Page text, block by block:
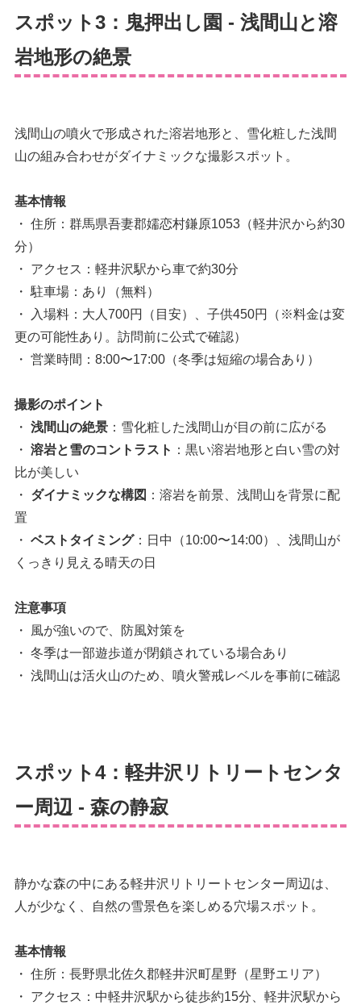
スポット3：鬼押出し園 - 浅間山と溶
岩地形の絶景
浅間山の噴火で形成された溶岩地形と、雪化粧した浅間
山の組み合わせがダイナミックな撮影スポット。
基本情報
・ 住所：群馬県吾妻郡嬬恋村鎌原1053（軽井沢から約30
分）
・ アクセス：軽井沢駅から車で約30分
・ 駐車場：あり（無料）
・ 入場料：大人700円（目安）、子供450円（※料金は変
更の可能性あり。訪問前に公式で確認）
・ 営業時間：8:00〜17:00（冬季は短縮の場合あり）
撮影のポイント
・ 浅間山の絶景：雪化粧した浅間山が目の前に広がる
・ 溶岩と雪のコントラスト ：黒い溶岩地形と白い雪の対
比が美しい
・ ダイナミックな構図 ：溶岩を前景、浅間山を背景に配
置
・ ベストタイミング：日中（10:00〜14:00）、浅間山が
くっきり見える晴天の日
注意事項
・ 風が強いので、防風対策を
・ 冬季は一部遊歩道が閉鎖されている場合あり
・ 浅間山は活火山のため、噴火警戒レベルを事前に確認
スポット4：軽井沢リトリートセンタ
ー周辺 - 森の静寂
静かな森の中にある軽井沢リトリートセンター周辺は、
人が少なく、自然の雪景色を楽しめる穴場スポット。
基本情報
・ 住所：長野県北佐久郡軽井沢町星野（星野エリア）
・ アクセス：中軽井沢駅から徒歩約15分、軽井沢駅から